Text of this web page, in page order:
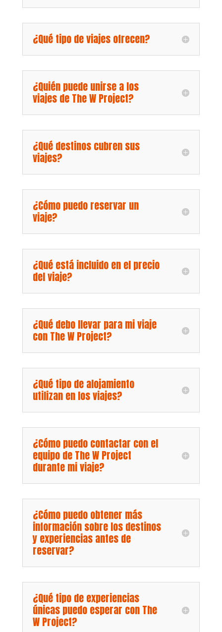
¿Qué tipo de viajes ofrecen?
¿Quién puede unirse a los
viajes de The W Project?
¿Qué destinos cubren sus
viajes?
¿Cómo puedo reservar un
viaje?
¿Qué está incluido en el precio
del viaje?
¿Qué debo llevar para mi viaje
con The W Project?
¿Qué tipo de alojamiento
utilizan en los viajes?
¿Cómo puedo contactar con el
equipo de The W Project
durante mi viaje?
¿Cómo puedo obtener más
información sobre los destinos
y experiencias antes de
reservar?
¿Qué tipo de experiencias
únicas puedo esperar con The
W Project?